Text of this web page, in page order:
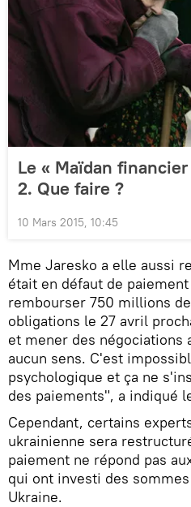
Le « Maïdan
2. Que faire ?
10 Mars 2015, 10:45
Mme Jaresko a elle aussi
était en défaut de
rembourser 750 millions
obligations le 27 avril
et mener des négociations
aucun sens. C'est
psychologique et ça ne
des paiements", a indiqué
Cependant, certains
ukrainienne sera
paiement ne répond pas
qui ont investi des
Ukraine.